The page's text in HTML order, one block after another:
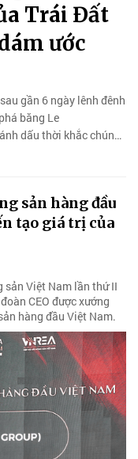
Trái Đất
ước
gần 6 ngày lênh đênh
băng Le
dấu thời khắc chúng
sản hàng đầu
tạo giá trị của
sản Việt Nam lần thứ II
CEO được xướng
hàng đầu Việt Nam.